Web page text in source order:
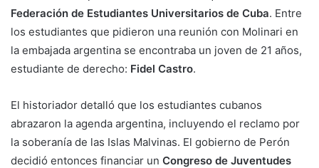
Federación de Estudiantes Universitarios de Cuba. Entre
los estudiantes que pidieron una reunión con Molinari en
la embajada argentina se encontraba un joven de 21 años,
estudiante de derecho: Fidel Castro.
El historiador detalló que los estudiantes cubanos
abrazaron la agenda argentina, incluyendo el reclamo por
la soberanía de las Islas Malvinas. El gobierno de Perón
decidió entonces financiar un Congreso de Juventudes